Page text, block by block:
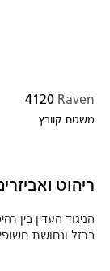
4120 Raven
משטח קוורץ
ריהוט
הניגוד העדין בין
ברזל ונחושת